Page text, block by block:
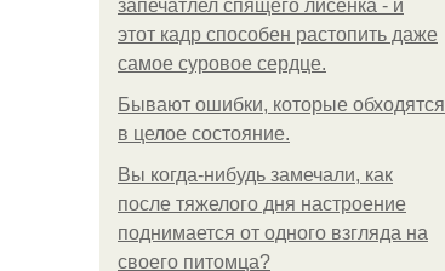
запечатлел спящего лисёнка - и
этот кадр способен растопить даже
самое суровое сердце.
Бывают ошибки, которые обходятся
в целое состояние.
Вы когда-нибудь замечали, как
после тяжелого дня настроение
поднимается от одного взгляда на
своего питомца?